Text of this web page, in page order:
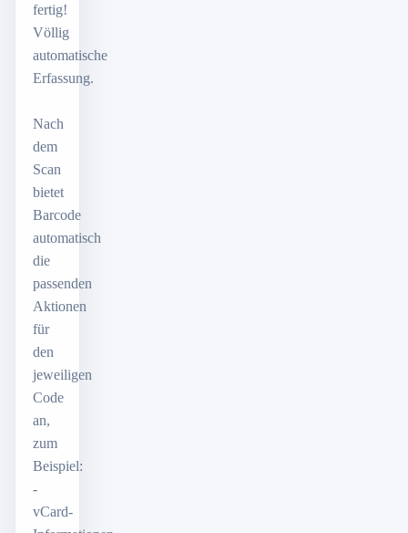
fertig!
Völlig
automatische
Erfassung.
Nach
dem
Scan
bietet
Barcode
automatisch
die
passenden
Aktionen
für
den
jeweiligen
Code
an,
zum
Beispiel:
-
vCard-